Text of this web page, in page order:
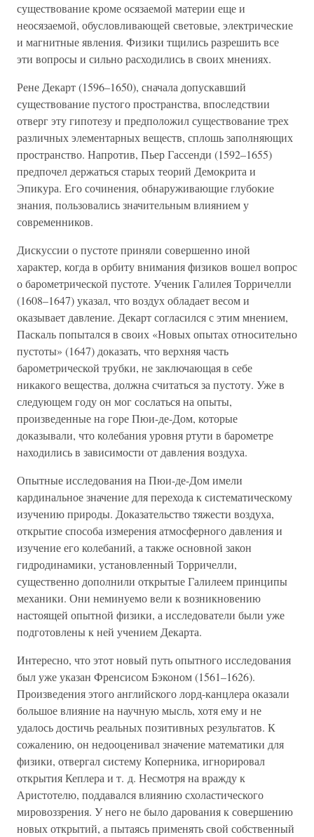
существование кроме осязаемой материи еще и
неосязаемой, обусловливающей световые, электрические
и магнитные явления. Физики тщились разрешить все
эти вопросы и сильно расходились в своих мнениях.
Рене Декарт (1596–1650), сначала допускавший
существование пустого пространства, впоследствии
отверг эту гипотезу и предположил существование трех
различных элементарных веществ, сплошь заполняющих
пространство. Напротив, Пьер Гассенди (1592–1655)
предпочел держаться старых теорий Демокрита и
Эпикура. Его сочинения, обнаруживающие глубокие
знания, пользовались значительным влиянием у
современников.
Дискуссии о пустоте приняли совершенно иной
характер, когда в орбиту внимания физиков вошел вопрос
о барометрической пустоте. Ученик Галилея Торричелли
(1608–1647) указал, что воздух обладает весом и
оказывает давление. Декарт согласился с этим мнением,
Паскаль попытался в своих «Новых опытах относительно
пустоты» (1647) доказать, что верхняя часть
барометрической трубки, не заключающая в себе
никакого вещества, должна считаться за пустоту. Уже в
следующем году он мог сослаться на опыты,
произведенные на горе Пюи-де-Дом, которые
доказывали, что колебания уровня ртути в барометре
находились в зависимости от давления воздуха.
Опытные исследования на Пюи-де-Дом имели
кардинальное значение для перехода к систематическому
изучению природы. Доказательство тяжести воздуха,
открытие способа измерения атмосферного давления и
изучение его колебаний, а также основной закон
гидродинамики, установленный Торричелли,
существенно дополнили открытые Галилеем принципы
механики. Они неминуемо вели к возникновению
настоящей опытной физики, а исследователи были уже
подготовлены к ней учением Декарта.
Интересно, что этот новый путь опытного исследования
был уже указан Френсисом Бэконом (1561–1626).
Произведения этого английского лорд-канцлера оказали
большое влияние на научную мысль, хотя ему и не
удалось достичь реальных позитивных результатов. К
сожалению, он недооценивал значение математики для
физики, отвергал систему Коперника, игнорировал
открытия Кеплера и т. д. Несмотря на вражду к
Аристотелю, поддавался влиянию схоластического
мировоззрения. У него не было дарования к совершению
новых открытий, а пытаясь применять свой собственный